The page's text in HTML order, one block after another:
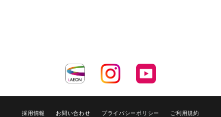
採用情報 お問い合わせ プライバシーポリシー ご利用規約